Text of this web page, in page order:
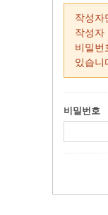
작성자
작성자
비밀번
있습니
비밀번호